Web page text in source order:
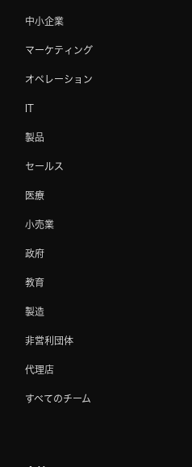
中小企業
マーケティング
オペレーション
IT
製品
セールス
医療
小売業
政府
教育
製造
非営利団体
代理店
すべてのチーム